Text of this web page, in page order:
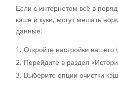
Если с интернетом всё в
кэше и куки, могут мешать
данные:
Откройте настройки вашего
Перейдите в раздел
Выберите опции очистки